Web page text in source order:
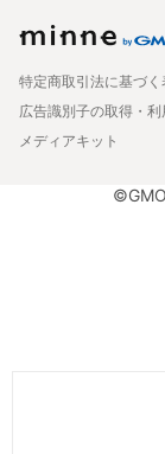
特定商取引法に基づく
広告識別子の取得・利
メディアキット